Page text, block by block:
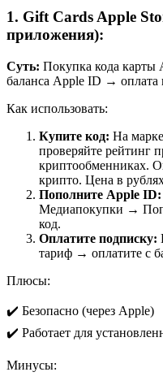
1. Gift Cards Apple
приложения):
Суть: Покупка кода
баланса Apple ID →
Как использовать:
Купите код: На
проверяйте рейтинг
криптообменниках.
крипто. Цена в
Пополните Apple ID:
Медиапокупки →
код.
Оплатите подписку:
тариф → оплатите с
Плюсы:
✔️ Безопасно (через Apple)
✔️ Работает для
Минусы: